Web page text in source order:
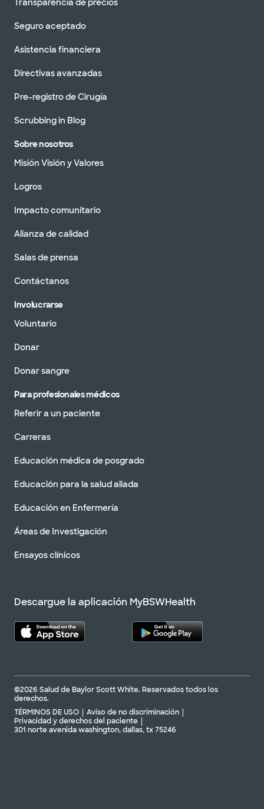
Transparencia de precios
Seguro aceptado
Asistencia financiera
Directivas avanzadas
Pre-registro de Cirugía
Scrubbing in Blog
Sobre nosotros
Misión Visión y Valores
Logros
Impacto comunitario
Alianza de calidad
Salas de prensa
Contáctanos
Involucrarse
Voluntario
Donar
Donar sangre
Para profesionales médicos
Referir a un paciente
Carreras
Educación médica de posgrado
Educación para la salud aliada
Educación en Enfermería
Áreas de Investigación
Ensayos clínicos
Descargue la aplicación MyBSWHealth
©2026 Salud de Baylor Scott White. Reservados todos los
derechos.
TÉRMINOS DE USO
Aviso de no discriminación
Privacidad y derechos del paciente
301 norte avenida washington, dallas, tx 75246